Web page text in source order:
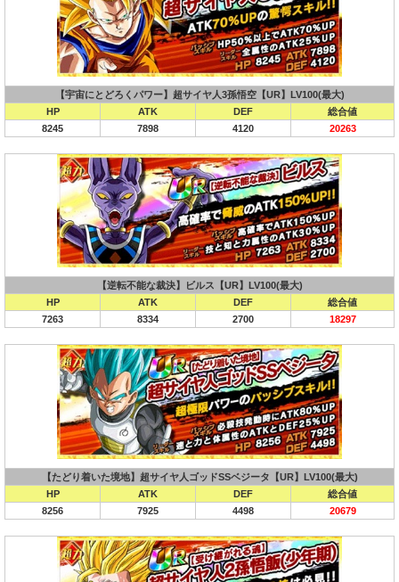
【宇宙にとどろくパワー】超サイヤ人3孫悟空【UR】LV100(最大)
HP
ATK DEF
総合値
8245
7898 4120 20263
【逆転不能な裁決】ビルス【UR】LV100(最大)
HP
ATK DEF
総合値
7263
8334 2700 18297
【たどり着いた境地】超サイヤ人ゴッドSSベジータ【UR】LV100(最大)
HP
ATK DEF
総合値
8256
7925 4498 20679